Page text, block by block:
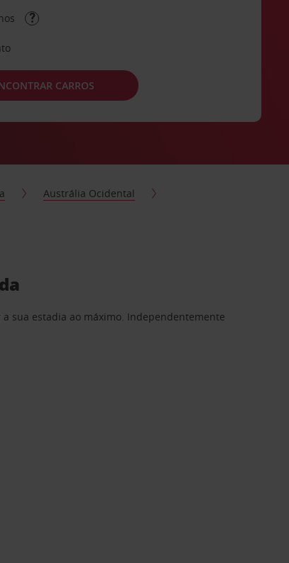
CARROS
Austrália Ocidental
sua estadia ao máximo. Independentemente